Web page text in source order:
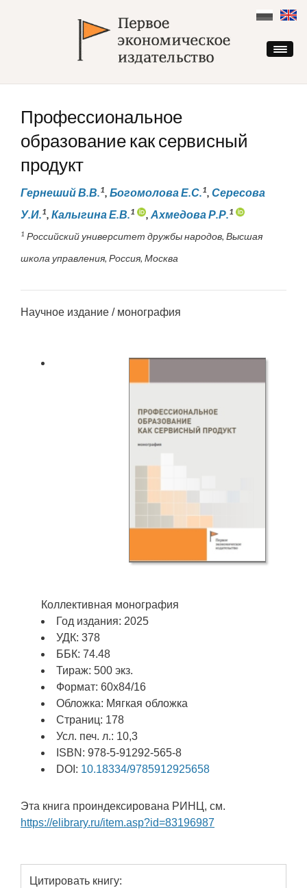
content
Профессиональное
образование как сервисный
продукт
Гернеший В.В.1, Богомолова Е.С.1, Сересова
У.И.1, Калыгина Е.В.1 , Ахмедова Р.Р.1
1 Российский университет дружбы народов, Высшая
школа управления, Россия, Москва
Научное издание / монография
Коллективная монография
Год издания: 2025
УДК: 378
ББК: 74.48
Тираж: 500 экз.
Формат: 60х84/16
Обложка: Мягкая обложка
Страниц: 178
Усл. печ. л.: 10,3
ISBN: 978-5-91292-565-8
DOI: 10.18334/9785912925658
Эта книга проиндексирована РИНЦ, см.
https://elibrary.ru/item.asp?id=83196987
Цитировать книгу: